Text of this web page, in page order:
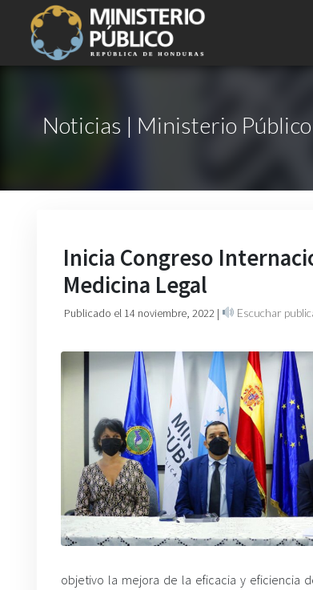
Noticias | Ministerio Público
Inicia Congreso
Medicina Legal
Publicado el 14 noviembre, 2022 | Escuchar
objetivo la mejora de la eficacia y eficiencia